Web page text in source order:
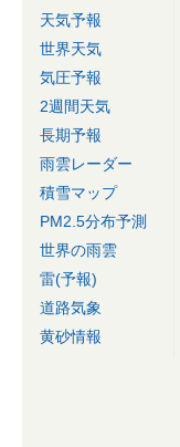
天気予報
世界天気
気圧予報
2週間天気
長期予報
雨雲レーダー
積雪マップ
PM2.5分布予測
世界の雨雲
雷(予報)
道路気象
黄砂情報